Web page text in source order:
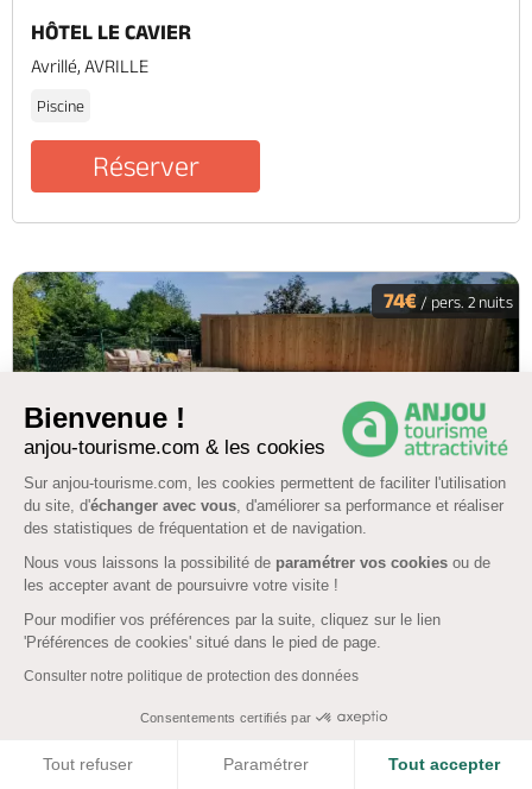
Bienvenue !
anjou-tourisme.com & les cookies
Sur anjou-tourisme.com, les cookies permettent de faciliter l'utilisation
du site, d'échanger avec vous, d'améliorer sa performance et réaliser
des statistiques de fréquentation et de navigation.
Nous vous laissons la possibilité de paramétrer vos cookies ou de
les accepter avant de poursuivre votre visite !
Pour modifier vos préférences par la suite, cliquez sur le lien
'Préférences de cookies' situé dans le pied de page.
Consulter notre politique de protection des données
Consentements certifiés par
Tout refuser Paramétrer Tout accepter
HÔTEL LE CAVIER
Avrillé, AVRILLE
Piscine
Réserver
74€ / pers. 2 nuits
Séjour en tribu avec piscine et spa à 15
minutes de Saumur
4.9 (37)
La Breille-Les-Pins, LA BREILLE-LES-PINS